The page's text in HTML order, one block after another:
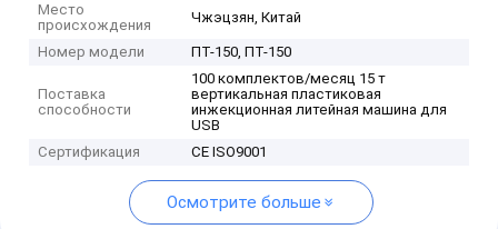
Место
происхождения
Чжэцзян, Китай
Номер модели ПТ-150, ПТ-150
Поставка
способности
100 комплектов/месяц 15 т
вертикальная пластиковая
инжекционная литейная машина для
USB
Сертификация
CE ISO9001
Осмотрите больше